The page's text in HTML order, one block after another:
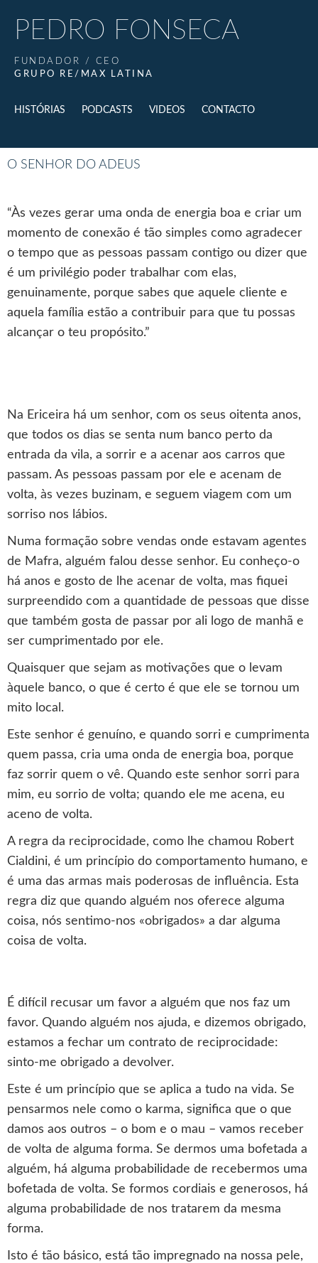
PEDRO FONSECA
FUNDADOR / CEO
GRUPO RE/MAX LATINA
HISTÓRIAS PODCASTS VIDEOS CONTACTO
O SENHOR DO ADEUS
“Às vezes gerar uma onda de energia boa e criar um
momento de conexão é tão simples como agradecer
o tempo que as pessoas passam contigo ou dizer que
é um privilégio poder trabalhar com elas,
genuinamente, porque sabes que aquele cliente e
aquela família estão a contribuir para que tu possas
alcançar o teu propósito.”
Na Ericeira há um senhor, com os seus oitenta anos,
que todos os dias se senta num banco perto da
entrada da vila, a sorrir e a acenar aos carros que
passam. As pessoas passam por ele e acenam de
volta, às vezes buzinam, e seguem viagem com um
sorriso nos lábios.
Numa formação sobre vendas onde estavam agentes
de Mafra, alguém falou desse senhor. Eu conheço-o
há anos e gosto de lhe acenar de volta, mas fiquei
surpreendido com a quantidade de pessoas que disse
que também gosta de passar por ali logo de manhã e
ser cumprimentado por ele.
Quaisquer que sejam as motivações que o levam
àquele banco, o que é certo é que ele se tornou um
mito local.
Este senhor é genuíno, e quando sorri e cumprimenta
quem passa, cria uma onda de energia boa, porque
faz sorrir quem o vê. Quando este senhor sorri para
mim, eu sorrio de volta; quando ele me acena, eu
aceno de volta.
A regra da reciprocidade, como lhe chamou Robert
Cialdini, é um princípio do comportamento humano, e
é uma das armas mais poderosas de influência. Esta
regra diz que quando alguém nos oferece alguma
coisa, nós sentimo-nos «obrigados» a dar alguma
coisa de volta.
É difícil recusar um favor a alguém que nos faz um
favor. Quando alguém nos ajuda, e dizemos obrigado,
estamos a fechar um contrato de reciprocidade:
sinto-me obrigado a devolver.
Este é um princípio que se aplica a tudo na vida. Se
pensarmos nele como o karma, significa que o que
damos aos outros – o bom e o mau – vamos receber
de volta de alguma forma. Se dermos uma bofetada a
alguém, há alguma probabilidade de recebermos uma
bofetada de volta. Se formos cordiais e generosos, há
alguma probabilidade de nos tratarem da mesma
forma.
Isto é tão básico, está tão impregnado na nossa pele,